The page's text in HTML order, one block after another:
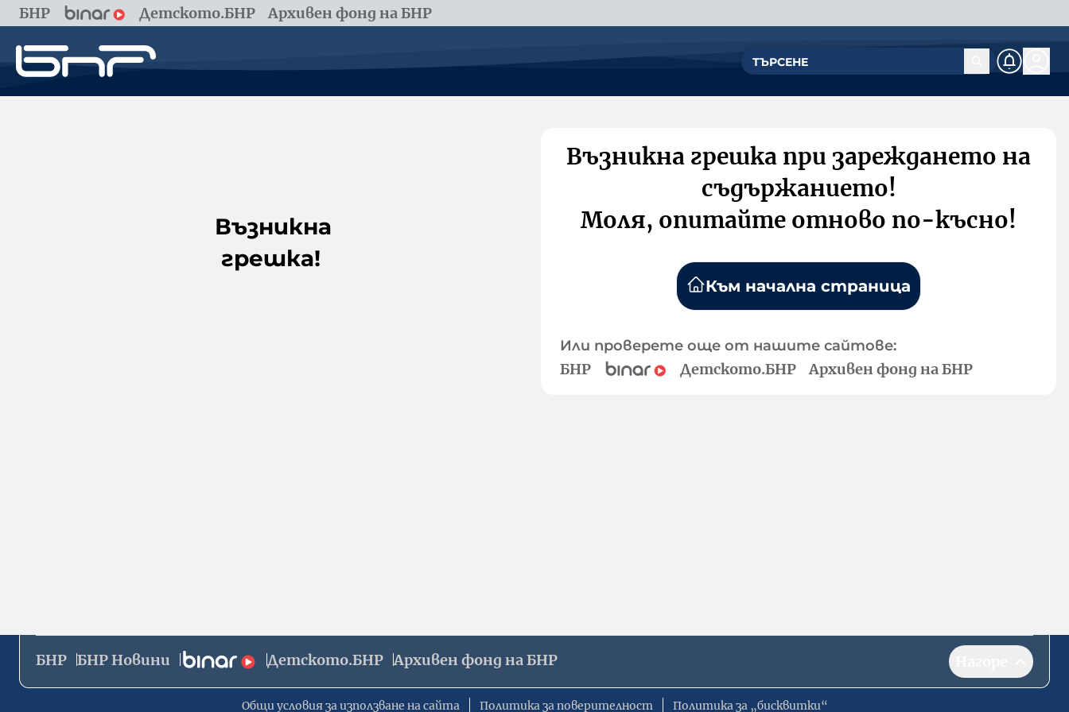
БНР Детското.БНР Архивен фонд на БНР
Възникна
грешка!
Възникна грешка при зареждането на
съдържанието!
Моля, опитайте отново по-късно!
Към начална страница
Или проверете още от нашите сайтове:
БНР Детското.БНР Архивен фонд на БНР
БНР БНР Новини Детското.БНР Архивен фонд на БНР
Общи условия за използване на сайта Политика за поверителност Политика за „бисквитки“